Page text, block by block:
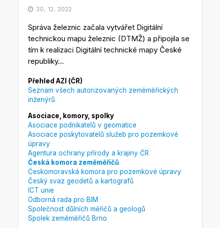
30. 12. 2022
Správa železnic začala vytvářet Digitální
technickou mapu železnic (DTMŽ) a připojila se
tím k realizaci Digitální technické mapy České
republiky...
Přehled AZI (ČR)
Seznam všech autorizovaných zeměměřických
inženýrů
Asociace, komory, spolky
Asociace podnikatelů v geomatice
Asociace poskytovatelů služeb pro pozemkové
úpravy
Agentura ochrany přírody a krajiny ČR
Česká komora zeměměřičů
Českomoravská komora pro pozemkové úpravy
Český svaz geodetů a kartografů
ICT unie
Odborná rada pro BIM
Společnost důlních měřičů a geologů
Spolek zeměměřičů Brno